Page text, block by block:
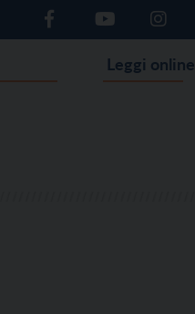
Leggi online